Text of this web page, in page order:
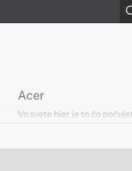
Acer
Vo svete hier je to čo
smrti. Využitím najnovších